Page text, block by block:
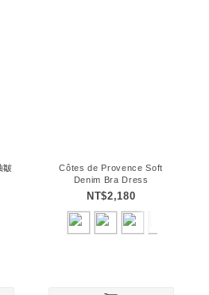
皺
Côtes de Provence Soft
Denim Bra Dress
NT$2,180